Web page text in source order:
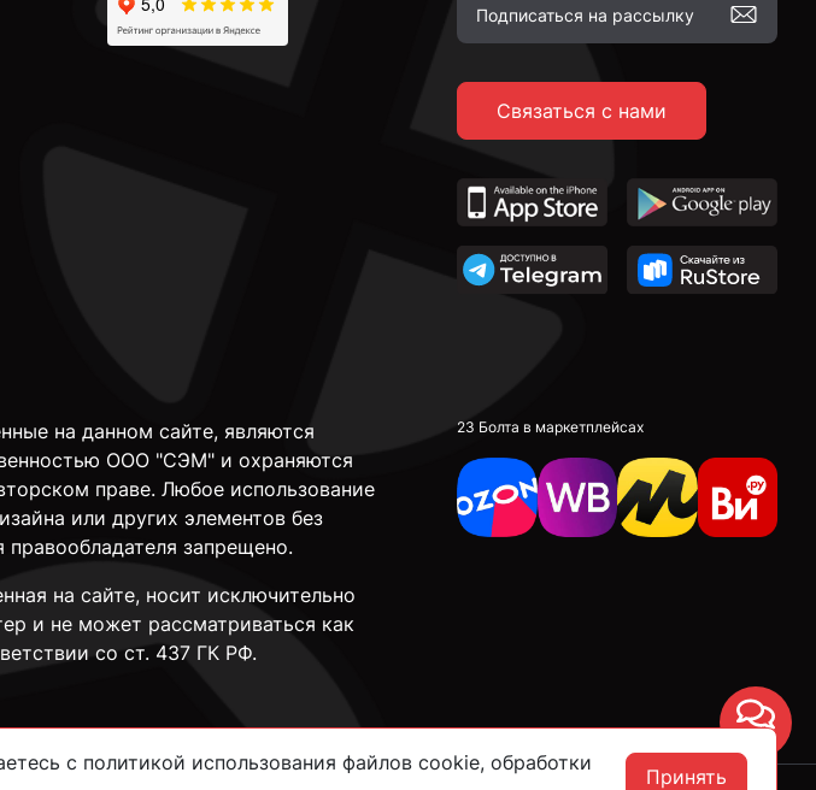
Связаться с нами
на данном сайте, являются
ООО "СЭМ" и охраняются
праве. Любое использование
или других элементов без
запрещено.
на сайте, носит исключительно
и не может рассматриваться как
со ст. 437 ГК РФ.
23 Болта в маркетплейсах
с политикой использования файлов cookie, обработки
Принять